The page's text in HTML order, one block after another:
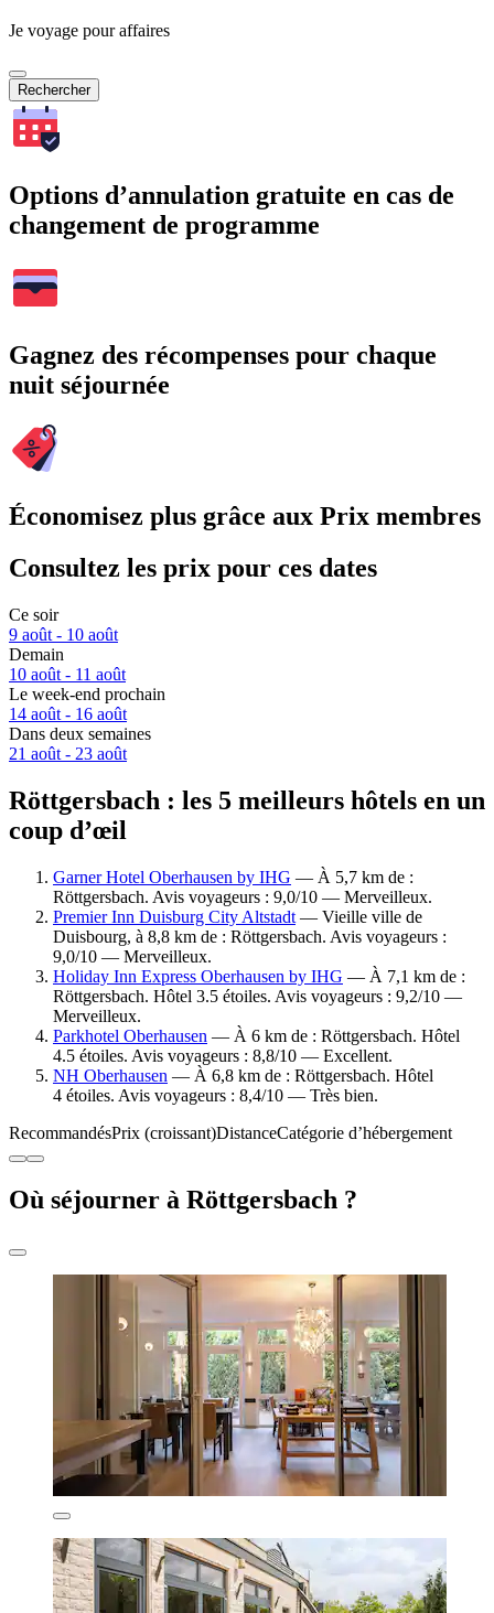
Je voyage pour affaires
Rechercher
Options d’annulation gratuite en cas de
changement de programme
Gagnez des récompenses pour chaque
nuit séjournée
Économisez plus grâce aux Prix membres
Consultez les prix pour ces dates
Ce soir
9 août - 10 août
Demain
10 août - 11 août
Le week-end prochain
14 août - 16 août
Dans deux semaines
21 août - 23 août
Röttgersbach : les 5 meilleurs hôtels en un
coup d’œil
Garner Hotel Oberhausen by IHG — À 5,7 km de :
Röttgersbach. Avis voyageurs : 9,0/10 — Merveilleux.
Premier Inn Duisburg City Altstadt — Vieille ville de
Duisbourg, à 8,8 km de : Röttgersbach. Avis voyageurs :
9,0/10 — Merveilleux.
Holiday Inn Express Oberhausen by IHG — À 7,1 km de :
Röttgersbach. Hôtel 3.5 étoiles. Avis voyageurs : 9,2/10 —
Merveilleux.
Parkhotel Oberhausen — À 6 km de : Röttgersbach. Hôtel
4.5 étoiles. Avis voyageurs : 8,8/10 — Excellent.
NH Oberhausen — À 6,8 km de : Röttgersbach. Hôtel
4 étoiles. Avis voyageurs : 8,4/10 — Très bien.
RecommandésPrix (croissant)DistanceCatégorie d’hébergement
Où séjourner à Röttgersbach ?